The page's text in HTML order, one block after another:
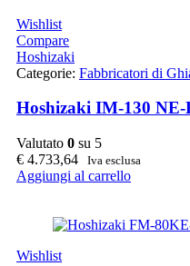
Wishlist
Compare
Hoshizaki
Categorie: Fabbricatori di
Hoshizaki IM-130 NE-
Valutato 0 su 5
€ 4.733,64 Iva esclusa
Aggiungi al carrello
Wishlist